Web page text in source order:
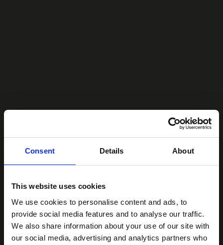
Consent Details About
This website uses cookies
We use cookies to personalise content and ads, to
provide social media features and to analyse our traffic.
We also share information about your use of our site with
our social media, advertising and analytics partners who
Specifieke vraag?
Vul het formulier in en krijg van ons een vrijblijvend advies
gesprek.